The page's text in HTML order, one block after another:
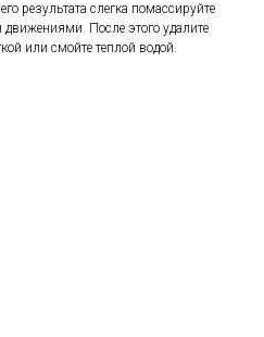
результата слегка помассируйте
После этого удалите
или смойте теплой водой.